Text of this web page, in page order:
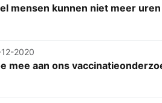
mensen kunnen niet meer
2020
mee aan ons